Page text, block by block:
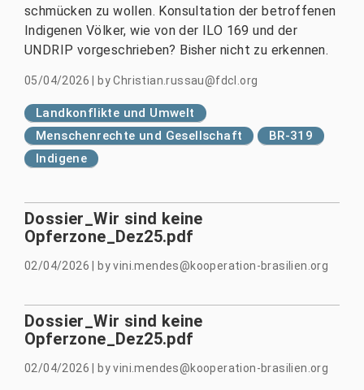
schmücken zu wollen. Konsultation der betroffenen
Indigenen Völker, wie von der ILO 169 und der
UNDRIP vorgeschrieben? Bisher nicht zu erkennen.
05/04/2026|byChristian.russau@fdcl.org
Landkonflikte und Umwelt
Menschenrechte und Gesellschaft
BR-319
Indigene
Dossier_Wir sind keine
Opferzone_Dez25.pdf
02/04/2026|byvini.mendes@kooperation-brasilien.org
Dossier_Wir sind keine
Opferzone_Dez25.pdf
02/04/2026|byvini.mendes@kooperation-brasilien.org